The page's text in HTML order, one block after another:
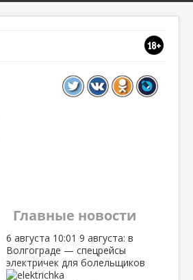
Главные новости
6 августа 10:01 9 августа: в
Волгограде — спецрейсы
электричек для болельщиков